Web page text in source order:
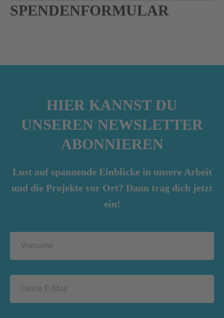
SPENDENFORMULAR
HIER KANNST DU
UNSEREN NEWSLETTER
ABONNIEREN
Lust auf spannende Einblicke in unsere Arbeit
und die Projekte vor Ort? Dann trag dich jetzt
ein!